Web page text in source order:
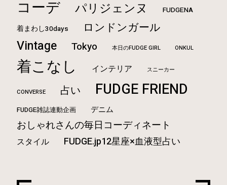
コーデ パリジェンヌ
FUDGENA
着まわし30days
ロンドンガール
Vintage Tokyo 本日のFUDGE GIRL ONKUL
着こなし インテリア スニーカー
CONVERSE 占い FUDGE FRIEND
FUDGE雑誌連動企画 デニム
おしゃれさんの毎日コーディネート
スタイル FUDGE.jp12星座×血液型占い